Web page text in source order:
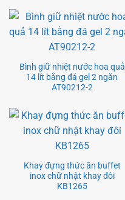
Bình giữ nhiệt nước hoa quả
14 lít bằng đá gel 2 ngăn
AT90212-2
Khay đựng thức ăn buffet
inox chữ nhật khay đôi
KB1265